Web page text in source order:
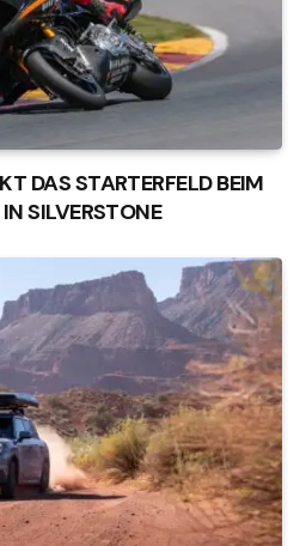
DAS STARTERFELD BEIM
SILVERSTONE